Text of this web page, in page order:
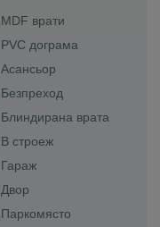
MDF врати
PVC дограма
Асансьор
Безпреход
Блиндирана врата
В строеж
Гараж
Двор
Паркомясто